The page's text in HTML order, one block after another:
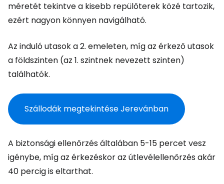
méretét tekintve a kisebb repülőterek közé tartozik,
ezért nagyon könnyen navigálható.
Az induló utasok a 2. emeleten, míg az érkező utasok
a földszinten (az 1. szintnek nevezett szinten)
találhatók.
Szállodák megtekintése Jerevánban
A biztonsági ellenőrzés általában 5-15 percet vesz
igénybe, míg az érkezéskor az útlevélellenőrzés akár
40 percig is eltarthat.